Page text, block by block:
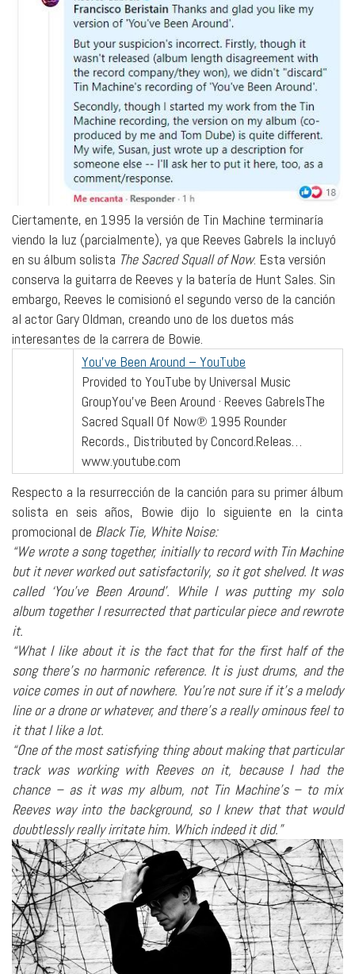
Ciertamente, en 1995 la versión de Tin Machine terminaría
viendo la luz (parcialmente), ya que Reeves Gabrels la incluyó
en su álbum solista The Sacred Squall of Now. Esta versión
conserva la guitarra de Reeves y la batería de Hunt Sales. Sin
embargo, Reeves le comisionó el segundo verso de la canción
al actor Gary Oldman, creando uno de los duetos más
interesantes de la carrera de Bowie.
You’ve Been Around – YouTube
Provided to YouTube by Universal Music
GroupYou’ve Been Around · Reeves GabrelsThe
Sacred Squall Of Now℗ 1995 Rounder
Records., Distributed by Concord.Releas…
www.youtube.com
Respecto a la resurrección de la canción para su primer álbum
solista en seis años, Bowie dijo lo siguiente en la cinta
promocional de Black Tie, White Noise:
“We wrote a song together, initially to record with Tin Machine
but it never worked out satisfactorily, so it got shelved. It was
called ‘You’ve Been Around’. While I was putting my solo
album together I resurrected that particular piece and rewrote
it.
“What I like about it is the fact that for the first half of the
song there’s no harmonic reference. It is just drums, and the
voice comes in out of nowhere. You’re not sure if it’s a melody
line or a drone or whatever, and there’s a really ominous feel to
it that I like a lot.
“One of the most satisfying thing about making that particular
track was working with Reeves on it, because I had the
chance – as it was my album, not Tin Machine’s – to mix
Reeves way into the background, so I knew that that would
doubtlessly really irritate him. Which indeed it did.”